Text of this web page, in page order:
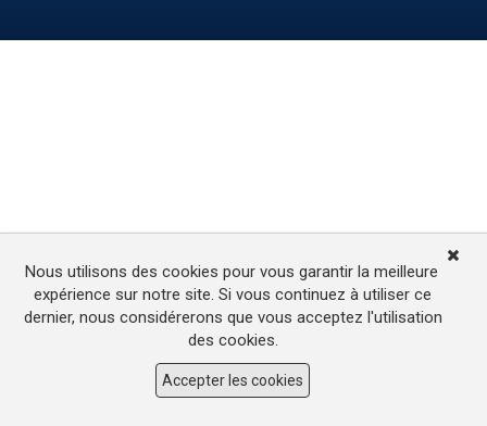
Nous utilisons des cookies pour vous garantir la meilleure
expérience sur notre site. Si vous continuez à utiliser ce
dernier, nous considérerons que vous acceptez l'utilisation
des cookies.
Accepter les cookies